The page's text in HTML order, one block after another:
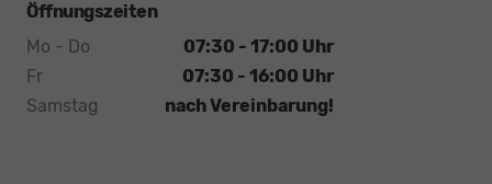
Öffnungszeiten
Mo - Do
07:30 - 17:00 Uhr
Fr
07:30 - 16:00 Uhr
Samstag
nach Vereinbarung!